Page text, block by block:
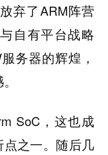
弃了ARM阵营
自有平台战略
务器的辉煌，
SoC，这也成
之一。随后几